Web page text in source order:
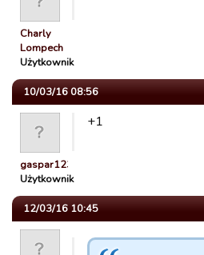
Charly
Lompech
Użytkownik
10/03/16 08:56
gaspar12345
Użytkownik
+1
12/03/16 10:45